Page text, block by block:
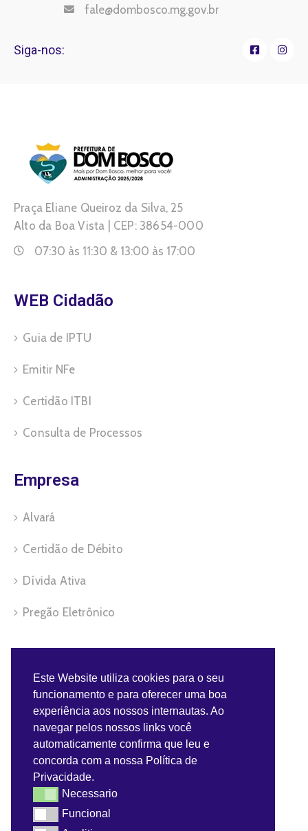
fale@dombosco.mg.gov.br
Siga-nos:
Praça Eliane Queiroz da Silva, 25
Alto da Boa Vista | CEP: 38654-000
07:30 às 11:30 & 13:00 às 17:00
WEB Cidadão
Guia de IPTU
Emitir NFe
Certidão ITBI
Consulta de Processos
Empresa
Alvará
Certidão de Débito
Dívida Ativa
Pregão Eletrônico
Benefícios do Servidor
Contra-Cheque
Convênios do Servidor
Webmail
Este Website utiliza cookies para o seu
funcionamento e para oferecer uma boa
experiência aos nossos internautas. Ao
navegar pelos nossos links você
automaticamente confirma que leu e
concorda com a nossa Política de
Privacidade.
NecessarioNecessario
FuncionalFuncional